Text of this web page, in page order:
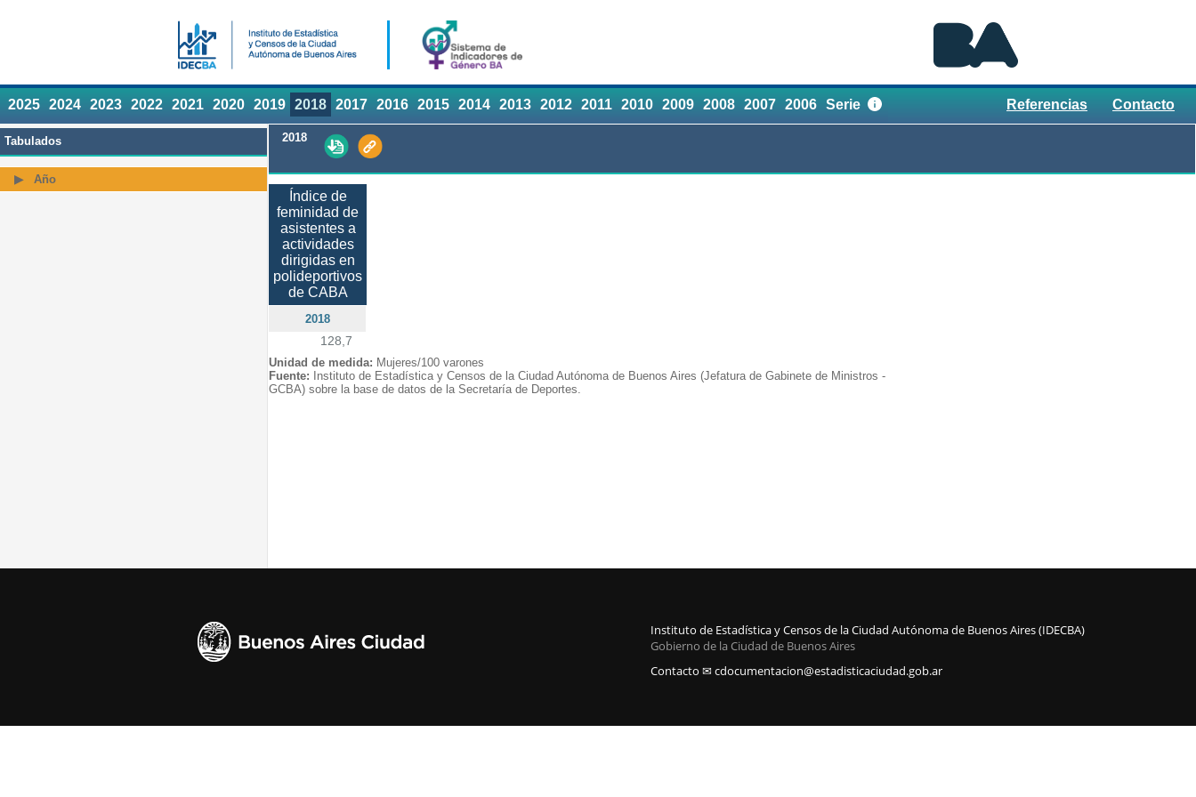
2025 2024 2023 2022 2021 2020 2019 2018 2017 2016 2015 2014 2013 2012 2011 2010 2009 2008 2007 2006 Serie Contacto
Referencias
Tabulados
Año
2018
Índice de
feminidad de
asistentes a
actividades
dirigidas en
polideportivos
de CABA
2018
128,7
Unidad de medida: Mujeres/100 varones
Fuente: Instituto de Estadística y Censos de la Ciudad Autónoma de Buenos Aires (Jefatura de Gabinete de Ministros -
GCBA) sobre la base de datos de la Secretaría de Deportes.
Instituto de Estadística y Censos de la Ciudad Autónoma de Buenos Aires (IDECBA)
Gobierno de la Ciudad de Buenos Aires
Contacto ✉ cdocumentacion@estadisticaciudad.gob.ar